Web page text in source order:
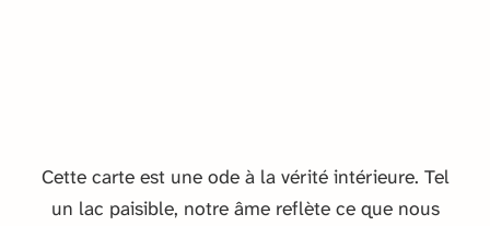
Cette carte est une ode à la vérité intérieure. Tel
un lac paisible, notre âme reflète ce que nous